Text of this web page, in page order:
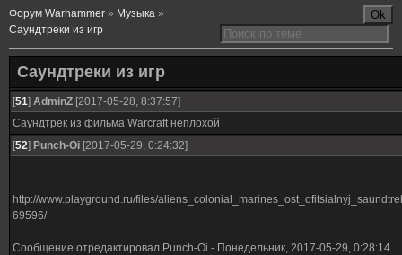
Форум Warhammer » Музыка »
Саундтреки из игр
Саундтреки из игр
[51] AdminZ [2017-05-28, 8:37:57]
Саундтрек из фильма Warcraft неплохой
[52] Punch-Oi [2017-05-29, 0:24:32]
http://www.playground.ru/files/
69596/
Сообщение отредактировал Punch-Oi - Понедельник, 2017-05-29, 0:28:14